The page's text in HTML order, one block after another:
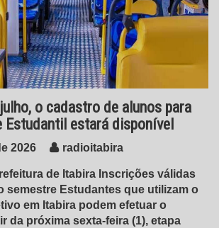
o cadastro de alunos para
Estudantil estará disponível
2026 radioitabira
de Itabira Inscrições válidas
semestre Estudantes que utilizam o
em Itabira podem efetuar o
da próxima sexta-feira (1), etapa